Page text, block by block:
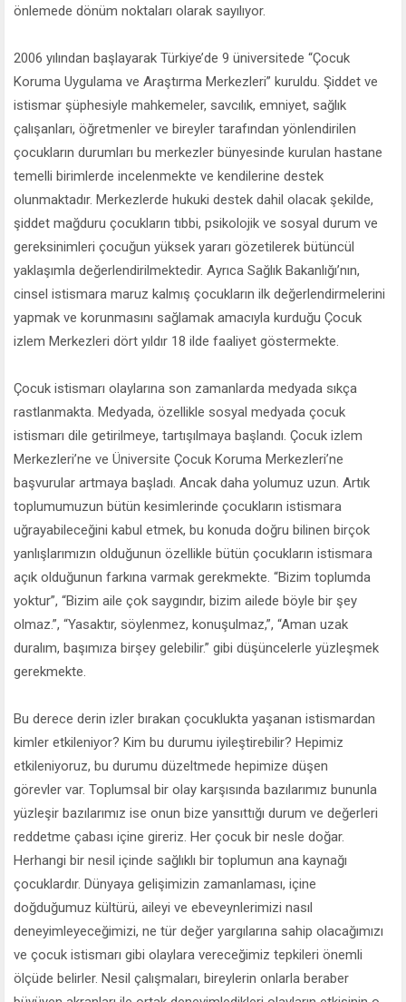
önlemede dönüm noktaları olarak sayılıyor.
2006 yılından başlayarak Türkiye’de 9 üniversitede “Çocuk
Koruma Uygulama ve Araştırma Merkezleri” kuruldu. Şiddet ve
istismar şüphesiyle mahkemeler, savcılık, emniyet, sağlık
çalışanları, öğretmenler ve bireyler tarafından yönlendirilen
çocukların durumları bu merkezler bünyesinde kurulan hastane
temelli birimlerde incelenmekte ve kendilerine destek
olunmaktadır. Merkezlerde hukuki destek dahil olacak şekilde,
şiddet mağduru çocukların tıbbi, psikolojik ve sosyal durum ve
gereksinimleri çocuğun yüksek yararı gözetilerek bütüncül
yaklaşımla değerlendirilmektedir. Ayrıca Sağlık Bakanlığı’nın,
cinsel istismara maruz kalmış çocukların ilk değerlendirmelerini
yapmak ve korunmasını sağlamak amacıyla kurduğu Çocuk
izlem Merkezleri dört yıldır 18 ilde faaliyet göstermekte.
Çocuk istismarı olaylarına son zamanlarda medyada sıkça
rastlanmakta. Medyada, özellikle sosyal medyada çocuk
istismarı dile getirilmeye, tartışılmaya başlandı. Çocuk izlem
Merkezleri’ne ve Üniversite Çocuk Koruma Merkezleri’ne
başvurular artmaya başladı. Ancak daha yolumuz uzun. Artık
toplumumuzun bütün kesimlerinde çocukların istismara
uğrayabileceğini kabul etmek, bu konuda doğru bilinen birçok
yanlışlarımızın olduğunun özellikle bütün çocukların istismara
açık olduğunun farkına varmak gerekmekte. “Bizim toplumda
yoktur”, “Bizim aile çok saygındır, bizim ailede böyle bir şey
olmaz.”, “Yasaktır, söylenmez, konuşulmaz,”, “Aman uzak
duralım, başımıza birşey gelebilir.” gibi düşüncelerle yüzleşmek
gerekmekte.
Bu derece derin izler bırakan çocuklukta yaşanan istismardan
kimler etkileniyor? Kim bu durumu iyileştirebilir? Hepimiz
etkileniyoruz, bu durumu düzeltmede hepimize düşen
görevler var. Toplumsal bir olay karşısında bazılarımız bununla
yüzleşir bazılarımız ise onun bize yansıttığı durum ve değerleri
reddetme çabası içine gireriz. Her çocuk bir nesle doğar.
Herhangi bir nesil içinde sağlıklı bir toplumun ana kaynağı
çocuklardır. Dünyaya gelişimizin zamanlaması, içine
doğduğumuz kültürü, aileyi ve ebeveynlerimizi nasıl
deneyimleyeceğimizi, ne tür değer yargılarına sahip olacağımızı
ve çocuk istismarı gibi olaylara vereceğimiz tepkileri önemli
ölçüde belirler. Nesil çalışmaları, bireylerin onlarla beraber